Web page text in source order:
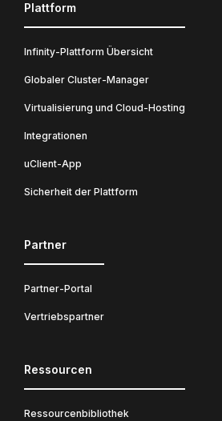
Plattform
Infinity-Plattform Übersicht
Globaler Cluster-Manager
Virtualisierung und Cloud-Hosting
Integrationen
uClient-App
Sicherheit der Plattform
Partner
Partner-Portal
Vertriebspartner
Ressourcen
Ressourcenbibliothek